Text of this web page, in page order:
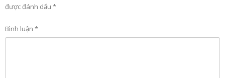
được đánh dấu *
Bình luận *